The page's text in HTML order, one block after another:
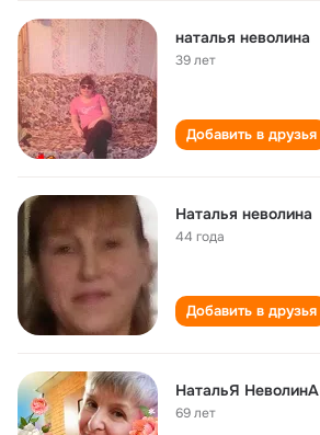
наталья неволина
39 лет
Добавить в друзья
Наталья неволина
44 года
Добавить в друзья
НатальЯ НеволинА
69 лет